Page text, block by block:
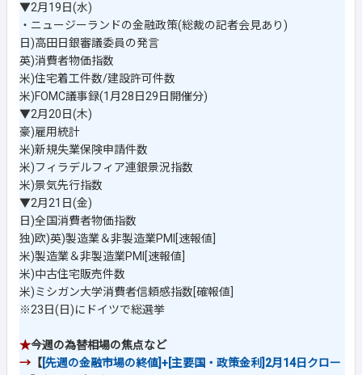
▼2月19日(水)
・ニュージーランドの金融政策(総裁の記者会見あり)
日)高田日銀審議委員の発言
英)消費者物価指数
米)住宅着工件数/建設許可件数
米)FOMC議事録(1月28日29日開催分)
▼2月20日(木)
豪)雇用統計
米)新規失業保険申請件数
米)フィラデルフィア連銀景況指数
米)景気先行指数
▼2月21日(金)
日)全国消費者物価指数
独)欧)英)製造業＆非製造業PMI[速報値]
米)製造業＆非製造業PMI[速報値]
米)中古住宅販売件数
米)ミシガン大学消費者信頼感指数[確報値]
※23日(日)にドイツで総選挙
★今週の為替相場の焦点など
→ 【[先週の金融市場の終値]+[主要国・政策金利]2月14日クロー